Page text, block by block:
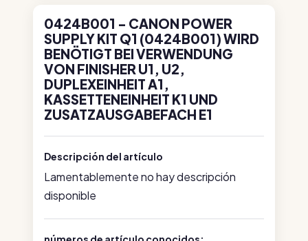
0424B001 - CANON POWER
SUPPLY KIT Q1 (0424B001) WIRD
BENÖTIGT BEI VERWENDUNG
VON FINISHER U1, U2,
DUPLEXEINHEIT A1,
KASSETTENEINHEIT K1 UND
ZUSATZAUSGABEFACH E1
Descripción del artículo
Lamentablemente no hay descripción
disponible